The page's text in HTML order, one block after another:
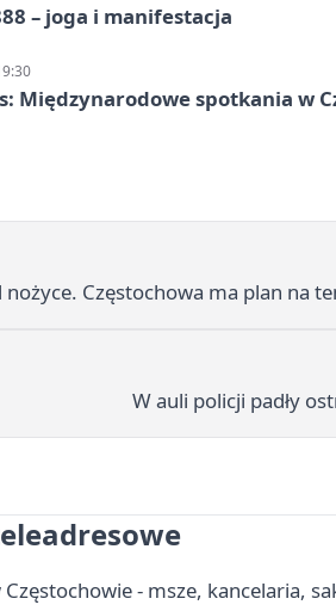
– joga i manifestacja
Międzynarodowe spotkania w
Częstochowa ma plan na
W auli policji padły
Częstochowie - msze, kancelaria,